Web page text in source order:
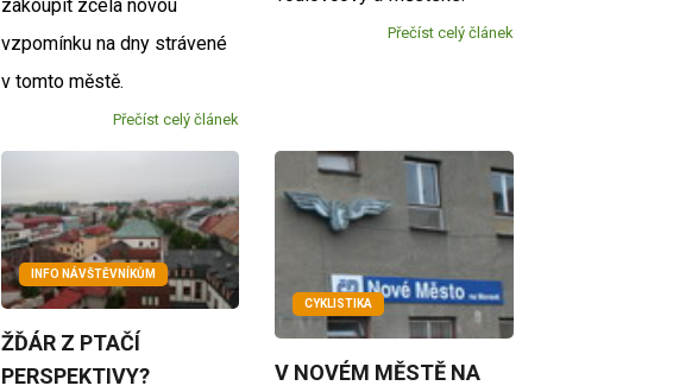
zakoupit zcela novou
vzpomínku na dny strávené
v tomto městě.
Přečíst celý článek
Přečíst celý článek
INFO NÁVŠTĚVNÍKŮM
ŽĎÁR Z PTAČÍ
PERSPEKTIVY?
CYKLISTIKA
V NOVÉM MĚSTĚ NA